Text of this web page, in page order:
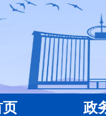
页 政